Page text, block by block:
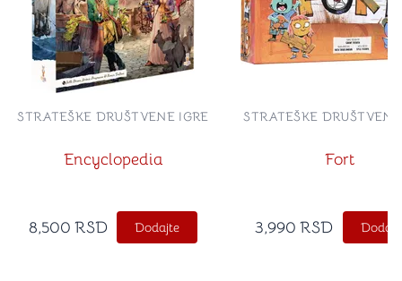
Encyclopedia
STRATEŠKE DRUŠTVENE IGRE
8,500 RSD Dodajte
Fort
STRATEŠKE
3,990 RSD